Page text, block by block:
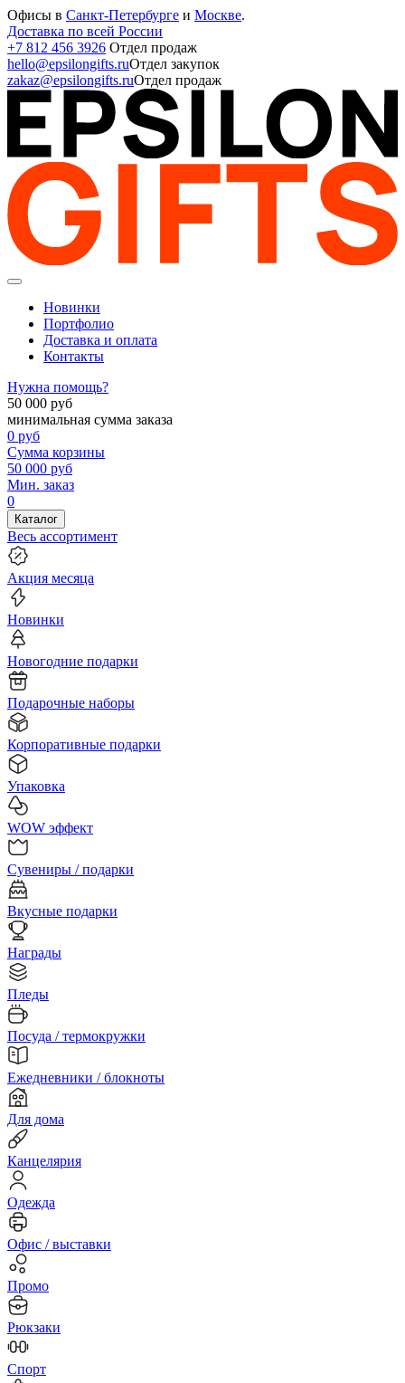
Офисы в Санкт-Петербурге и Москве.
Доставка по всей России
+7 812 456 3926 Отдел продаж
hello@epsilongifts.ruОтдел закупок
zakaz@epsilongifts.ruОтдел продаж
Новинки
Портфолио
Доставка и оплата
Контакты
Нужна помощь?
50 000 руб
минимальная сумма заказа
0 руб
Сумма корзины
50 000 руб
Мин. заказ
0
Каталог
Весь ассортимент
Акция месяца
Новинки
Новогодние подарки
Подарочные наборы
Корпоративные подарки
Упаковка
WOW эффект
Сувениры / подарки
Вкусные подарки
Награды
Пледы
Посуда / термокружки
Ежедневники / блокноты
Для дома
Канцелярия
Одежда
Офис / выставки
Промо
Рюкзаки
Спорт